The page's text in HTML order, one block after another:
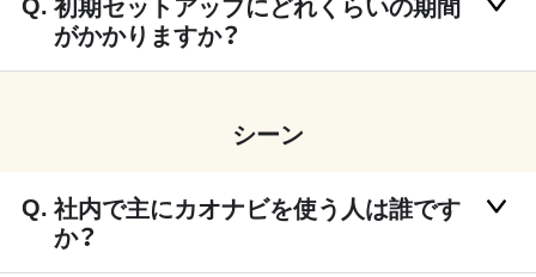
がかかりますか？
シーン
社内で主にカオナビを使う人は誰です
か？